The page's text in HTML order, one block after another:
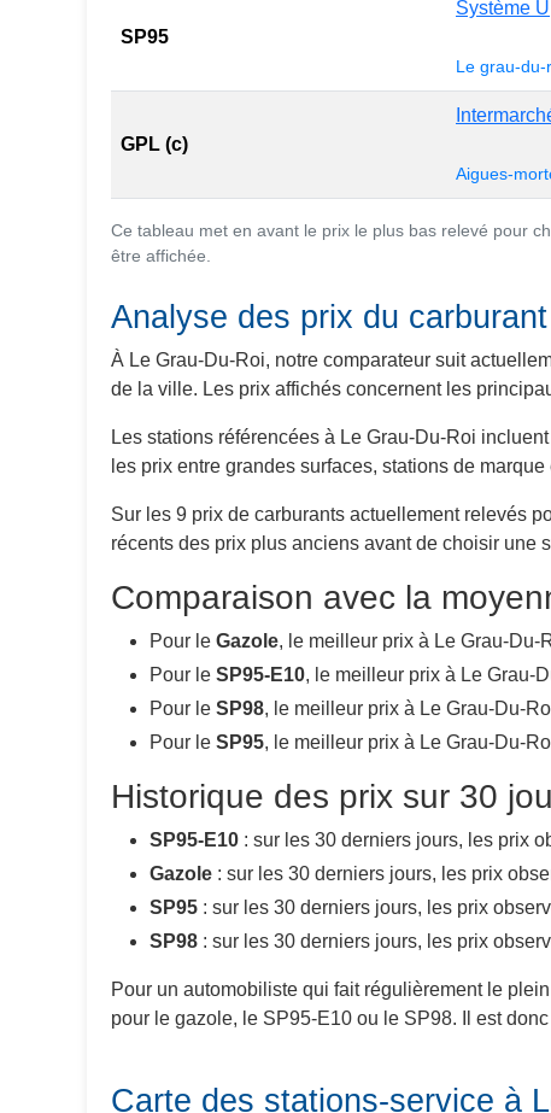
SP95
Système U
Le grau-du-
GPL (c)
Aigues-
Ce tableau met en avant le prix le plus bas relevé pour
être affichée.
Analyse des prix du
À Le Grau-Du-Roi, notre comparateur suit
de la ville. Les prix affichés concernent les
Les stations référencées à Le Grau-Du-Roi
les prix entre grandes surfaces, stations de
Sur les 9 prix de carburants actuellement relevés
récents des prix plus anciens avant de choisir une
Comparaison avec la
Pour le Gazole, le meilleur prix à Le Grau-Du-
Pour le SP95-E10, le meilleur prix à Le Grau-
Pour le SP98, le meilleur prix à Le Grau-Du-
Pour le SP95, le meilleur prix à Le Grau-Du-
Historique des prix sur 30
SP95-E10 : sur les 30 derniers jours, les prix
Gazole : sur les 30 derniers jours, les prix
SP95 : sur les 30 derniers jours, les prix
SP98 : sur les 30 derniers jours, les prix
Pour un automobiliste qui fait régulièrement le
pour le gazole, le SP95-E10 ou le SP98. Il est
Carte des stations-service à